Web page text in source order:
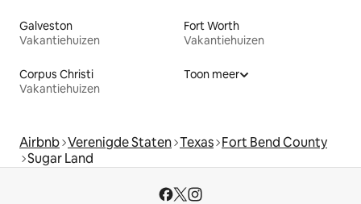
Galveston
Vakantiehuizen
Fort Worth
Vakantiehuizen
Corpus Christi
Vakantiehuizen
Toon meer
Airbnb Verenigde Staten Texas Fort Bend County
Sugar Land